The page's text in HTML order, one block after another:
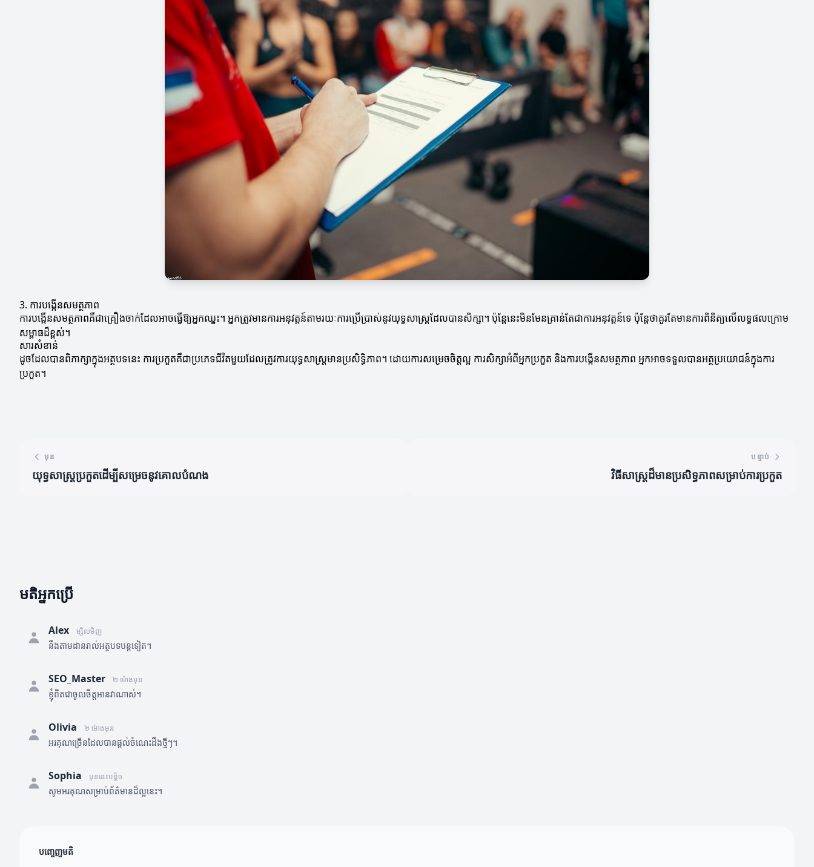
3. ការបង្កើនសមត្ថភាព
ការបង្កើនសមត្ថភាពគឺជាគ្រឿងចាក់ដែលអាចធ្វើឱ្យអ្នកឈ្នះ។ អ្នកត្រូវមានការអនុវត្តន៍តាមរយៈការប្រើប្រាស់នូវយុទ្ធសាស្ត្រដែលបានសិក្សា។ ប៉ុន្តែនេះមិនមែនគ្រាន់តែជាការអនុវត្តន៍ទេ ប៉ុន្តែថាគួរតែមានការពិនិត្យលើលទ្ធផលក្រោម
សម្ពាធដ៏ខ្ពស់។
សារសំខាន់
ដូចដែលបានពិភាក្សាក្នុងអត្ថបទនេះ ការប្រកួតគឺជាប្រភេទជីវិតមួយដែលត្រូវការយុទ្ធសាស្ត្រមានប្រសិទ្ធិភាព។ ដោយការសម្រេចចិត្តល្អ ការសិក្សាអំពីអ្នកប្រកួត និងការបង្កើនសមត្ថភាព អ្នកអាចទទួលបានអត្ថប្រយោជន៍ក្នុងការ
ប្រកួត។
មុន
យុទ្ធសាស្ត្រប្រកួតដើម្បីសម្រេចនូវគោលបំណង
បន្ទាប់
វិធីសាស្ត្រដ៏មានប្រសិទ្ធភាពសម្រាប់ការប្រកួត
មតិអ្នកប្រើ
Alex ម្សិលមិញ
នឹងតាមដានរាល់អត្ថបទបន្តទៀត។
SEO_Master ២ ម៉ោងមុន
ខ្ញុំពិតជាចូលចិត្តអានវាណាស់។
Olivia ២ ម៉ោងមុន
អរគុណច្រើនដែលបានផ្តល់ចំណេះដឹងថ្មីៗ។
Sophia មុននេះបន្តិច
សូមអរគុណសម្រាប់ព័ត៌មានដ៏ល្អនេះ។
បញ្ចេញមតិ